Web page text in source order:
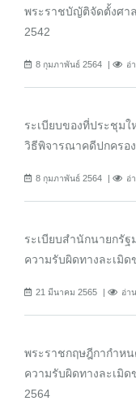
พระราชบัญัติจัดตั้งศา
2542
8 กุมภาพันธ์ 2564 อ่
ระเบียบของที่ประชุม
วิธีพิจารณาคดีปกครอ
8 กุมภาพันธ์ 2564 อ่
ระเบียบสำนักนายกรั
ความรับผิดทางละเมิด
21 มีนาคม 2565 อ่า
พระราชกฤษฎีกากำห
ความรับผิดทางละเมิ
2564